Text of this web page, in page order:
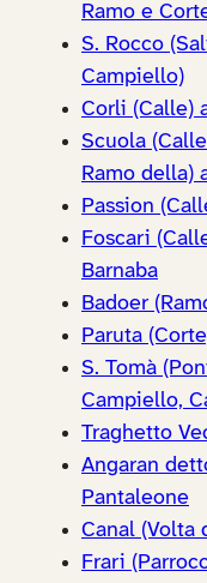
Ramo e
S. Rocco
Campiello)
Corli (Calle)
Scuola
Ramo della)
Passion
Foscari
Barnaba
Badoer
Paruta
S. Tomà
Campiello,
Traghetto
Angaran
Pantaleone
Canal (Volta
Frari